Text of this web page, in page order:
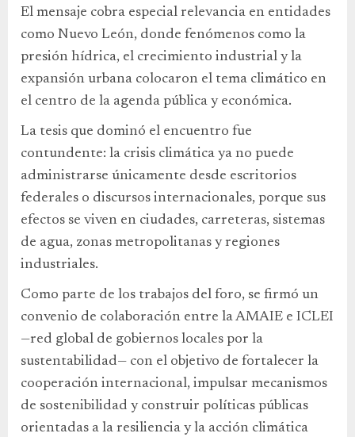
El mensaje cobra especial relevancia en entidades
como Nuevo León, donde fenómenos como la
presión hídrica, el crecimiento industrial y la
expansión urbana colocaron el tema climático en
el centro de la agenda pública y económica.
La tesis que dominó el encuentro fue
contundente: la crisis climática ya no puede
administrarse únicamente desde escritorios
federales o discursos internacionales, porque sus
efectos se viven en ciudades, carreteras, sistemas
de agua, zonas metropolitanas y regiones
industriales.
Como parte de los trabajos del foro, se firmó un
convenio de colaboración entre la AMAIE e ICLEI
—red global de gobiernos locales por la
sustentabilidad— con el objetivo de fortalecer la
cooperación internacional, impulsar mecanismos
de sostenibilidad y construir políticas públicas
orientadas a la resiliencia y la acción climática